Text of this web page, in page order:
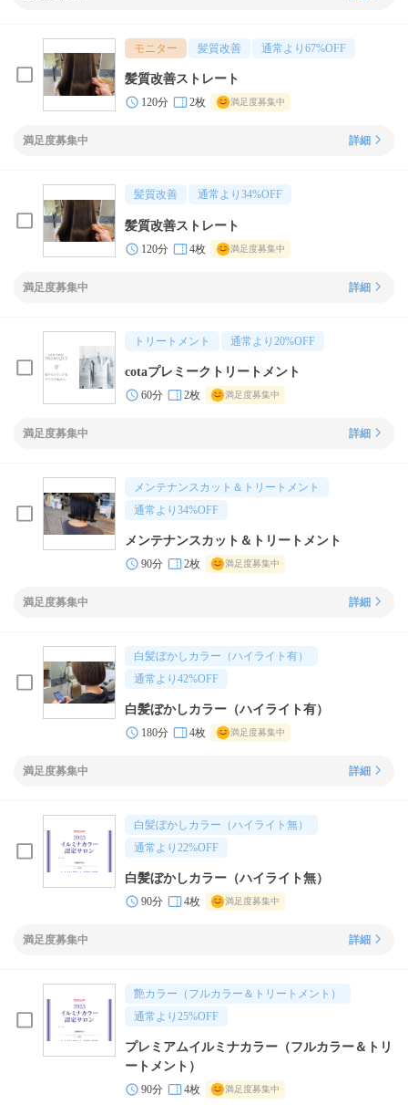
モニター 髪質改善 通常より 67%OFF
髪質改善ストレート
120分 2枚 満足度募集中
満足度募集中 詳細
髪質改善 通常より 34%OFF
髪質改善ストレート
120分 4枚 満足度募集中
満足度募集中 詳細
トリートメント 通常より 20%OFF
cotaプレミークトリートメント
60分 2枚 満足度募集中
満足度募集中 詳細
メンテナンスカット＆トリートメント
通常より 34%OFF
メンテナンスカット＆トリートメント
90分 2枚 満足度募集中
満足度募集中 詳細
白髪ぼかしカラー（ハイライト有）
通常より 42%OFF
白髪ぼかしカラー（ハイライト有）
180分 4枚 満足度募集中
満足度募集中 詳細
白髪ぼかしカラー（ハイライト無）
通常より 22%OFF
白髪ぼかしカラー（ハイライト無）
90分 4枚 満足度募集中
満足度募集中 詳細
艶カラー（フルカラー＆トリートメント）
通常より 25%OFF
プレミアムイルミナカラー（フルカラー＆トリ
ートメント）
90分 4枚 満足度募集中